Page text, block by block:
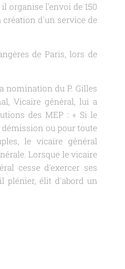
organise l'envoi de 150
d'un service de
de Paris, lors de
nomination du P. Gilles
Vicaire général, lui a
des MEP : « Si le
démission ou pour toute
le vicaire général
Lorsque le vicaire
cesse d'exercer ses
plénier, élit d'abord un